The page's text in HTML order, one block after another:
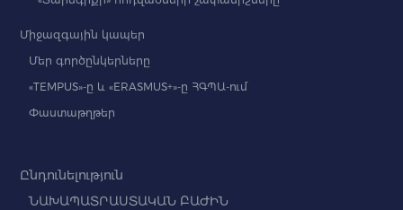
Միջազգային կապեր
Մեր գործընկերները
«TEMPUS»-ը և «ERASMUS+»-ը ՀԳՊԱ-ում
Փաստաթղթեր
Ընդունելություն
ՆԱԽԱՊԱՏՐԱՍՏԱԿԱՆ ԲԱԺԻՆ